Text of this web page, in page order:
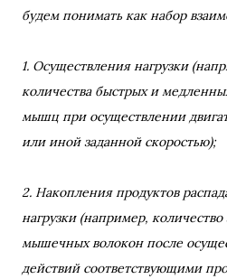
будем понимать как набор
1. Осуществления нагрузки
количества быстрых и
мышц при осуществлении
или иной заданной скоростью);
2. Накопления продуктов
нагрузки (например, количество
мышечных волокон после
действий соответствующими